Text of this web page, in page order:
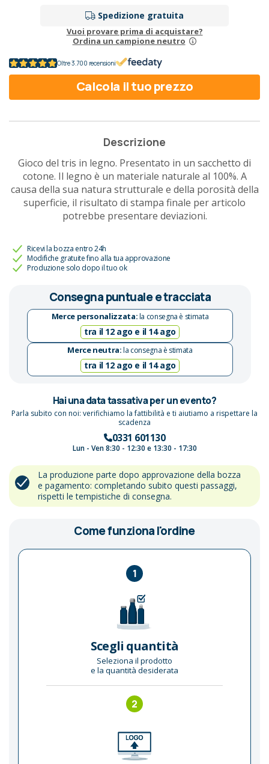
Spedizione gratuita
Vuoi provare prima di acquistare?
Ordina un campione neutro
Oltre 3.700 recensioni
Calcola il tuo prezzo
Descrizione
Gioco del tris in legno. Presentato in un sacchetto di
cotone. Il legno è un materiale naturale al 100%. A
causa della sua natura strutturale e della porosità della
superficie, il risultato di stampa finale per articolo
potrebbe presentare deviazioni.
Ricevi la bozza entro 24h
Modifiche gratuite fino alla tua approvazione
Produzione solo dopo il tuo ok
Consegna puntuale e tracciata
Merce personalizzata:la consegna è stimata
tra il 12 ago e il 14 ago
Merce neutra:la consegna è stimata
tra il 12 ago e il 14 ago
Hai una data tassativa per un evento?
Parla subito con noi: verifichiamo la fattibilità e ti aiutiamo a rispettare la
scadenza
0331 601130
Lun - Ven 8:30 - 12:30 e 13:30 - 17:30
La produzione parte dopo approvazione della bozza
e pagamento: completando subito questi passaggi,
rispetti le tempistiche di consegna.
Come funziona l'ordine
1
Scegli quantità
Seleziona il prodotto
e la quantità desiderata
2